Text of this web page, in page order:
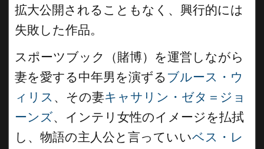
拡大公開されることもなく、興行的には
失敗した作品。
スポーツブック（賭博）を運営しながら
妻を愛する中年男を演ずる ブルース・ウ
ィリス 、その妻キャサリン・ゼタ＝ジョ
ーンズ、インテリ女性のイメージを払拭
し、物語の主人公と言っていいベス・レ